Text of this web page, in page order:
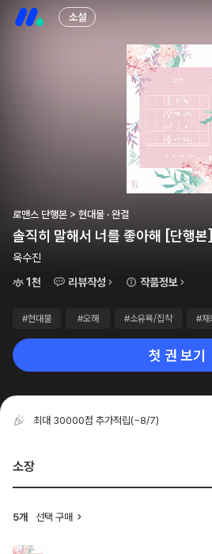
소설
로맨스 단행본 > 현대물 · 완결
솔직히 말해서 너를 좋아해 [단행본]
욱수진
1천
리뷰작성 작품정보
#현대물 #오해 #소유욕/집착 #재
첫 권 보기
최대 30000점 추가적립(~8/7)
소장
5개 선택 구매